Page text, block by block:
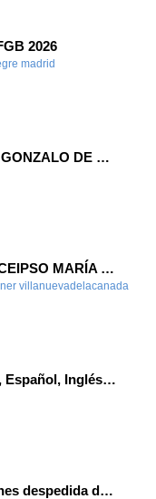
2026
madrid
FOTOS 1º PRIMARIA GONZALO DE BERCEO
Final de Curso 25-26 CEIPSO MARÍA MOLINER
villanuevadelacanada
Fin de curso Iniciales, Español, Inglés, Informática y Patrimonio
Discursos y actuaciones despedida de 4º